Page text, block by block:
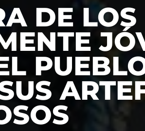
DE LOS